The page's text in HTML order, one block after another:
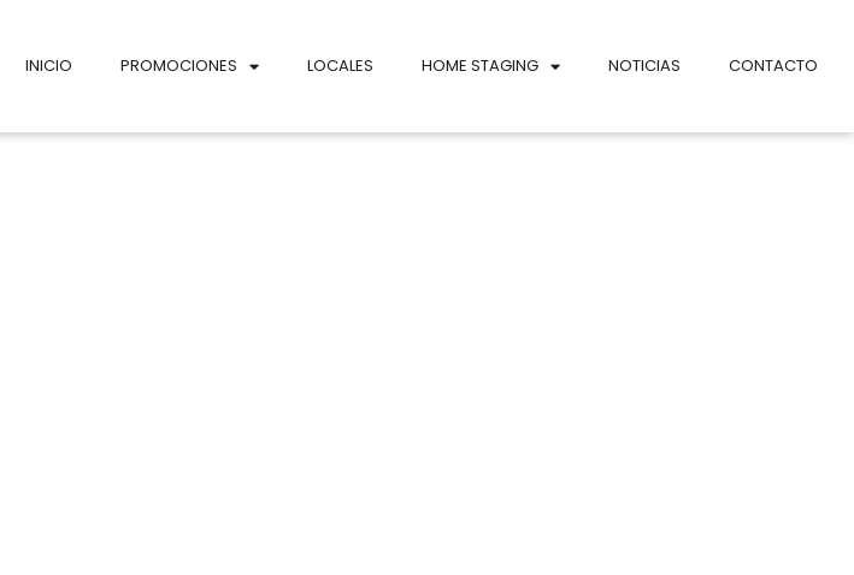
INICIO PROMOCIONES LOCALES HOME STAGING NOTICIAS CONTACTO